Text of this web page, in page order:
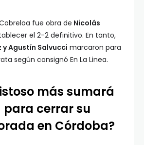
fue obra de Nicolás
el 2-2 definitivo. En tanto,
y Agustín Salvucci marcaron para
según consignó En La Linea.
más sumará
para cerrar su
en Córdoba?